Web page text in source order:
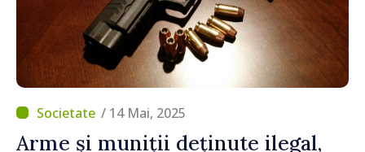
/ 14 Mai, 2025
Arme și muniții deținute ilegal,